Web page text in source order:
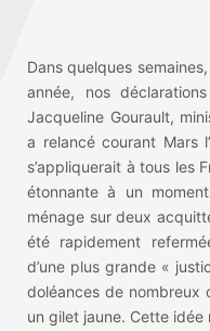
Dans quelques
année, nos
Jacqueline Gourault,
a relancé courant Mars
s’appliquerait à tous les
étonnante à un
ménage sur deux
été rapidement
d’une plus grande «
doléances de nombreux
un gilet jaune. Cette idée